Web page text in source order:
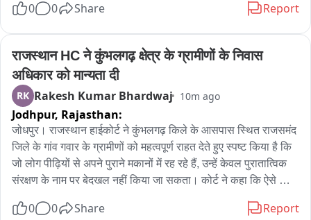
ग्रामीणों के बीच चर्चा है कि किशोर का गांव की एक लड़की से प्रेम प्रसंग
संबंध में अभी किसी भी कारण की आधिकारिक पुष्टि नहीं की है और सभी
पहलुओं पर जांच जारी है।
0 0 Share Report
राजस्थान HC ने कुंभलगढ़ क्षेत्र के ग्रामीणों के निवास
अधिकार को मान्यता दी
RK Rakesh Kumar Bhardwaj 10m ago
Jodhpur, Rajasthan:
जोधपुर। राजस्थान हाईकोर्ट ने कुंभलगढ़ किले के आसपास स्थित राजसमंद
जिले के गांव गवार के ग्रामीणों को महत्वपूर्ण राहत देते हुए स्पष्ट किया है कि
जो लोग पीढ़ियों से अपने पुराने मकानों में रह रहे हैं, उन्हें केवल पुरातात्विक
संरक्षण के नाम पर बेदखल नहीं किया जा सकता। कोर्ट ने कहा कि ऐसे
परिवार की आवश्यकता के अनुसार अतिरिक्त निर्माण भी कर सकेंगे, लेकिन
0 0 Share Report